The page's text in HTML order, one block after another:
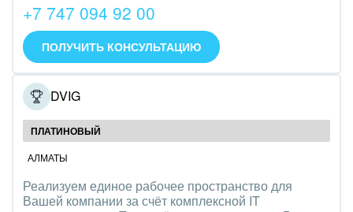
IT, Интернет
Консалтинговые и управленческие услуги
Культурные события, спорт, шоу-бизнес
Логистика
Мебель, лес, деревообработка
Медицина и фармацевтика
+7 747 094 92 00
ПОЛУЧИТЬ КОНСУЛЬТАЦИЮ
PRODVIG
ПЛАТИНОВЫЙ
АЛМАТЫ
Реализуем единое рабочее пространство для
Вашей компании за счёт комплексной IT